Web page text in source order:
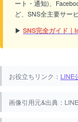
ート・通知)、
ど、SNS全主要サー
▶ SNS完全ガイド
お役立ちリンク： LINE
画像引用元&出典：LINE